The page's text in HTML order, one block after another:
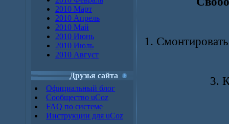
2010 Март
2010 Апрель
2010 Май
2010 Июнь
2010 Июль
2010 Август
Друзья сайта
Официальный блог
Сообщество uCoz
FAQ по системе
Инструкции для uCoz
1.
3.